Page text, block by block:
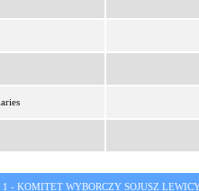
1 - KOMITET WYBORCZY SOJUSZ